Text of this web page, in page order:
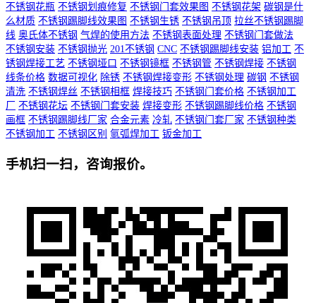
不锈钢花瓶 不锈钢划痕修复 不锈钢门套效果图 不锈钢花架 碳钢是什
么材质 不锈钢踢脚线效果图 不锈钢生锈 不锈钢吊顶 拉丝不锈钢踢脚
线 奥氏体不锈钢 气焊的使用方法 不锈钢表面处理 不锈钢门套做法
不锈钢安装 不锈钢抛光 201不锈钢 CNC 不锈钢踢脚线安装 铝加工 不
锈钢焊接工艺 不锈钢垭口 不锈钢镜框 不锈钢管 不锈钢焊接 不锈钢
线条价格 数据可视化 除锈 不锈钢焊接变形 不锈钢处理 碳钢 不锈钢
清洗 不锈钢焊丝 不锈钢相框 焊接技巧 不锈钢门套价格 不锈钢加工
厂
不锈钢花坛 不锈钢门套安装 焊接变形 不锈钢踢脚线价格 不锈钢
画框 不锈钢踢脚线厂家 合金元素 冷轧 不锈钢门套厂家 不锈钢种类
不锈钢加工 不锈钢区别 氩弧焊加工 钣金加工
手机扫一扫，咨询报价。